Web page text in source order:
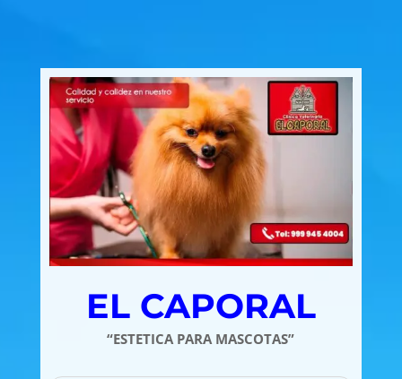
EL CAPORAL
“ESTETICA PARA MASCOTAS”